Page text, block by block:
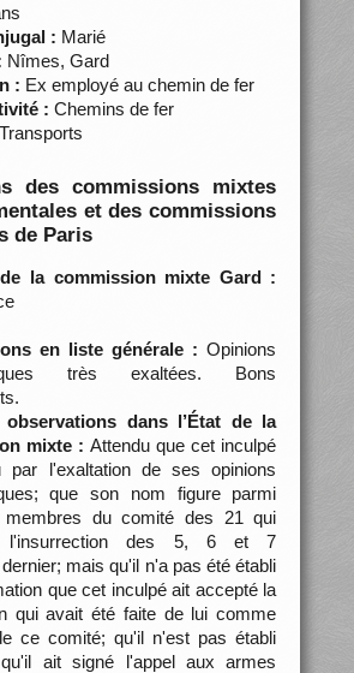
: Marié
Nîmes, Gard
: Ex employé au chemin de fer
: Chemins de fer
Transports
des commissions mixtes
et des commissions
de Paris
la commission mixte Gard :
en liste générale : Opinions
très exaltées. Bons
dans l’État de la
mixte : Attendu que cet inculpé
par l'exaltation de ses opinions
que son nom figure parmi
du comité des 21 qui
l'insurrection des 5, 6 et 7
mais qu'il n'a pas été établi
que cet inculpé ait accepté la
qui avait été faite de lui comme
ce comité; qu'il n'est pas établi
ait signé l'appel aux armes